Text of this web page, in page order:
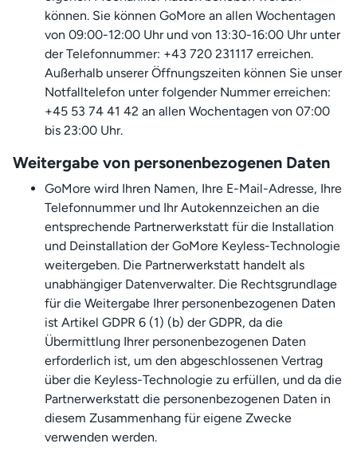
können. Sie können GoMore an allen Wochentagen
von 09:00-12:00 Uhr und von 13:30-16:00 Uhr unter
der Telefonnummer: +43 720 231117 erreichen.
Außerhalb unserer Öffnungszeiten können Sie unser
Notfalltelefon unter folgender Nummer erreichen:
+45 53 74 41 42 an allen Wochentagen von 07:00
bis 23:00 Uhr.
Weitergabe von personenbezogenen Daten
GoMore wird Ihren Namen, Ihre E-Mail-Adresse, Ihre
Telefonnummer und Ihr Autokennzeichen an die
entsprechende Partnerwerkstatt für die Installation
und Deinstallation der GoMore Keyless-Technologie
weitergeben. Die Partnerwerkstatt handelt als
unabhängiger Datenverwalter. Die Rechtsgrundlage
für die Weitergabe Ihrer personenbezogenen Daten
ist Artikel GDPR 6 (1) (b) der GDPR, da die
Übermittlung Ihrer personenbezogenen Daten
erforderlich ist, um den abgeschlossenen Vertrag
über die Keyless-Technologie zu erfüllen, und da die
Partnerwerkstatt die personenbezogenen Daten in
diesem Zusammenhang für eigene Zwecke
verwenden werden.